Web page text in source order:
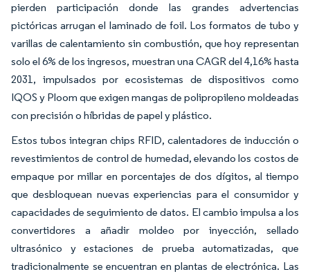
pierden participación donde las grandes advertencias
pictóricas arrugan el laminado de foil. Los formatos de tubo y
varillas de calentamiento sin combustión, que hoy representan
solo el 6% de los ingresos, muestran una CAGR del 4,16% hasta
2031, impulsados por ecosistemas de dispositivos como
IQOS y Ploom que exigen mangas de polipropileno moldeadas
con precisión o híbridas de papel y plástico.
Estos tubos integran chips RFID, calentadores de inducción o
revestimientos de control de humedad, elevando los costos de
empaque por millar en porcentajes de dos dígitos, al tiempo
que desbloquean nuevas experiencias para el consumidor y
capacidades de seguimiento de datos. El cambio impulsa a los
convertidores a añadir moldeo por inyección, sellado
ultrasónico y estaciones de prueba automatizadas, que
tradicionalmente se encuentran en plantas de electrónica. Las